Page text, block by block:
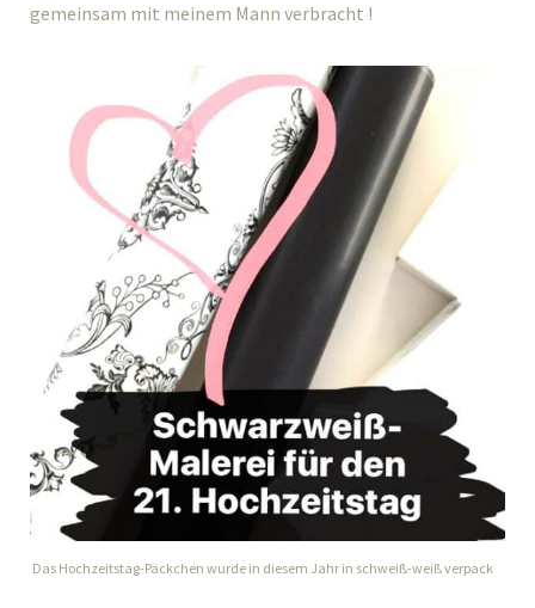
gemeinsam mit meinem Mann verbracht !
Das Hochzeitstag-Päckchen wurde in diesem Jahr in schweiß-weiß verpack